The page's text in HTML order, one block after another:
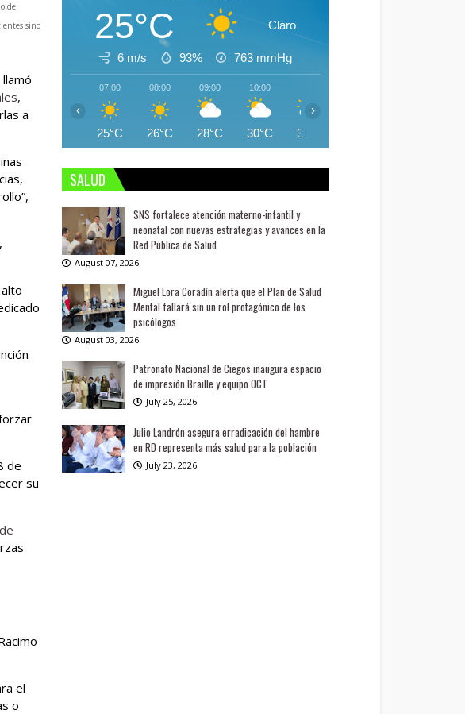
de
sino
,
a
de
su
el
o
25°C Claro
6 m/s 93% 763 mmHg
07:00
25°C
08:00
26°C
09:00
28°C
10:00
30°C 31°C
‹ ›
SALUD
SNS fortalece atención materno-infantil y
neonatal con nuevas estrategias y avances en la
Red Pública de Salud
August 07, 2026
Miguel Lora Coradín alerta que el Plan de Salud
Mental fallará sin un rol protagónico de los
psicólogos
August 03, 2026
Patronato Nacional de Ciegos inaugura espacio
de impresión Braille y equipo OCT
July 25, 2026
Julio Landrón asegura erradicación del hambre
en RD representa más salud para la población
July 23, 2026